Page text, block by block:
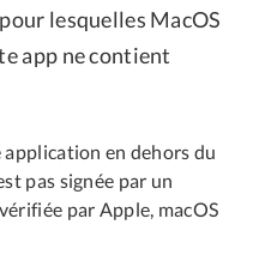
lesquelles MacOS
app ne contient
application en dehors du
pas signée par un
par Apple, macOS